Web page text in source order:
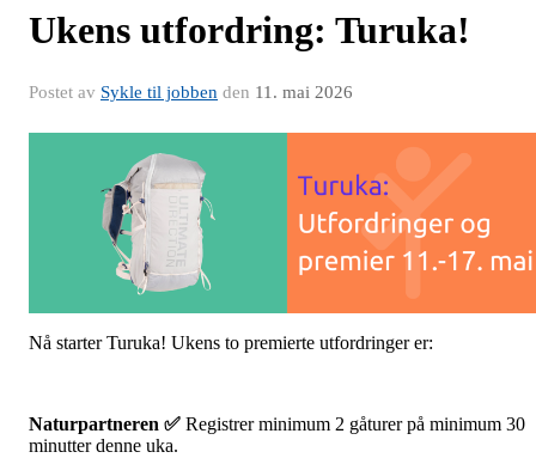
Ukens utfordring: Turuka!
Postet av Sykle til jobben den 11. mai 2026
Nå starter Turuka! Ukens to premierte utfordringer er:
Naturpartneren ✅ Registrer minimum 2 gåturer på minimum 30
minutter denne uka.